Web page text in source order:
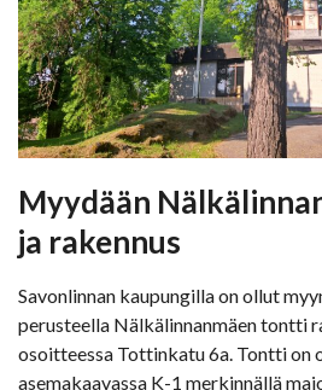
Myydään
ja rakennus
Savonlinnan kaupungilla on ollut
perusteella Nälkälinnanmäen tontti
osoitteessa Tottinkatu 6a. Tontti on
asemakaavassa K-1 merkinnällä